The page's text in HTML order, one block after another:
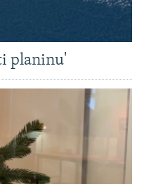
planinu'